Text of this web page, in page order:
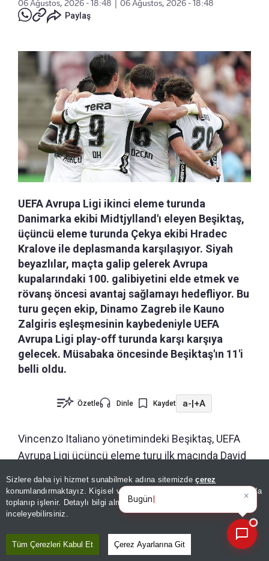
Sizlere daha iyi hizmet sunabilmek adına sitemizdeçerez
konumlandırmaktayız. Kişisel verileriniz, KVKK ve GDPR kapsamında
toplanıp işlenir. Detaylı bilgi almak içinAydınlatma Metnimizi
inceleyebilirsiniz.
Tüm Çerezleri Kabul Et Çerez Ayarlarına Git
06 Ağustos, 2026 - 18:48
06 Ağustos, 2026 - 18:48
Paylaş
UEFA Avrupa Ligi ikinci eleme turunda
Danimarka ekibi Midtjylland'ı eleyen Beşiktaş,
üçüncü eleme turunda Çekya ekibi Hradec
Kralove ile deplasmanda karşılaşıyor. Siyah
beyazlılar, maçta galip gelerek Avrupa
kupalarındaki 100. galibiyetini elde etmek ve
rövanş öncesi avantaj sağlamayı hedefliyor. Bu
turu geçen ekip, Dinamo Zagreb ile Kauno
Zalgiris eşleşmesinin kaybedeniyle UEFA
Avrupa Ligi play-off turunda karşı karşıya
gelecek. Müsabaka öncesinde Beşiktaş'ın 11'i
belli oldu.
Özetle Dinle Kaydet a-|+A
Vincenzo Italiano yönetimindeki Beşiktaş, UEFA
Avrupa Ligi üçüncü eleme turu ilk maçında David
deplasmanda karşılaşıyor. Malsovicka Arena'da
oynanacak maç, Türkiye saatiyle 20.00'de
×
Bugünün öne çıkan manşetleri
ve geliş